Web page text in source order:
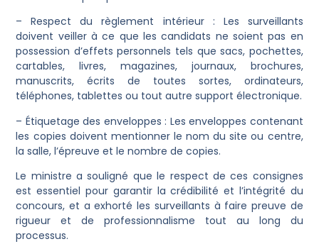
– Respect du règlement intérieur : Les surveillants
doivent veiller à ce que les candidats ne soient pas en
possession d’effets personnels tels que sacs, pochettes,
cartables, livres, magazines, journaux, brochures,
manuscrits, écrits de toutes sortes, ordinateurs,
téléphones, tablettes ou tout autre support électronique.
– Étiquetage des enveloppes : Les enveloppes contenant
les copies doivent mentionner le nom du site ou centre,
la salle, l’épreuve et le nombre de copies.
Le ministre a souligné que le respect de ces consignes
est essentiel pour garantir la crédibilité et l’intégrité du
concours, et a exhorté les surveillants à faire preuve de
rigueur et de professionnalisme tout au long du
processus.